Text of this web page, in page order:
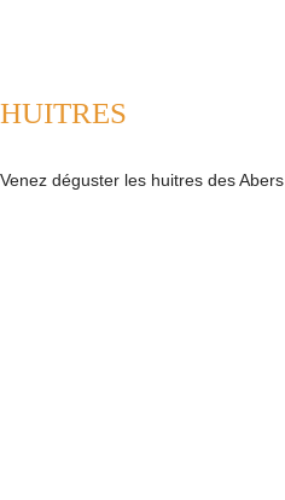
HUITRES
Venez déguster les huitres des Abers